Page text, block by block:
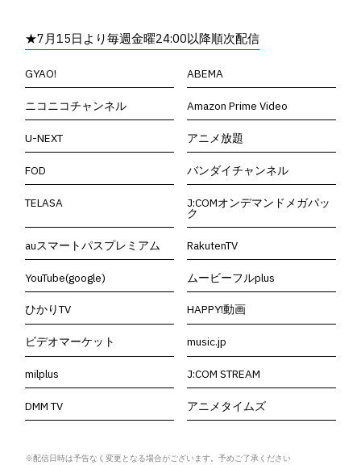
★7月15日より毎週金曜24:00以降順次配信
GYAO! ABEMA
ニコニコチャンネル Amazon Prime Video
U-NEXT アニメ放題
FOD バンダイチャンネル
TELASA J:COMオンデマンドメガパッ
ク
auスマートパスプレミアム RakutenTV
YouTube(google) ムービーフルplus
ひかりTV HAPPY!動画
ビデオマーケット music.jp
milplus J:COM STREAM
DMM TV アニメタイムズ
※配信日時は予告なく変更となる場合がございます。予めご了承ください